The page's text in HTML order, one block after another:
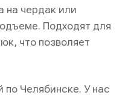
на чердак или
Подходят для
что позволяет
по Челябинске. У нас